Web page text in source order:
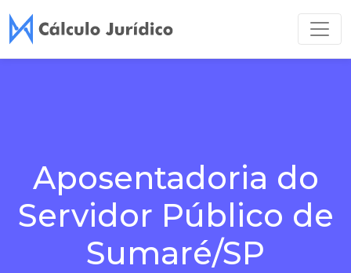
Aposentadoria do
Servidor Público de
Sumaré/SP